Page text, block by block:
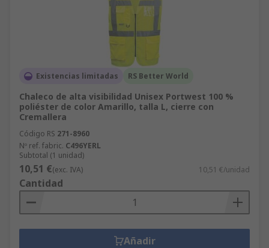
Existencias limitadas RS Better World
Chaleco de alta visibilidad Unisex Portwest 100 %
poliéster de color Amarillo, talla L, cierre con
Cremallera
Código RS 271-8960
Nº ref. fabric. C496YERL
Subtotal (1 unidad)
10,51 €(exc. IVA) 10,51 €/unidad
Cantidad
Añadir